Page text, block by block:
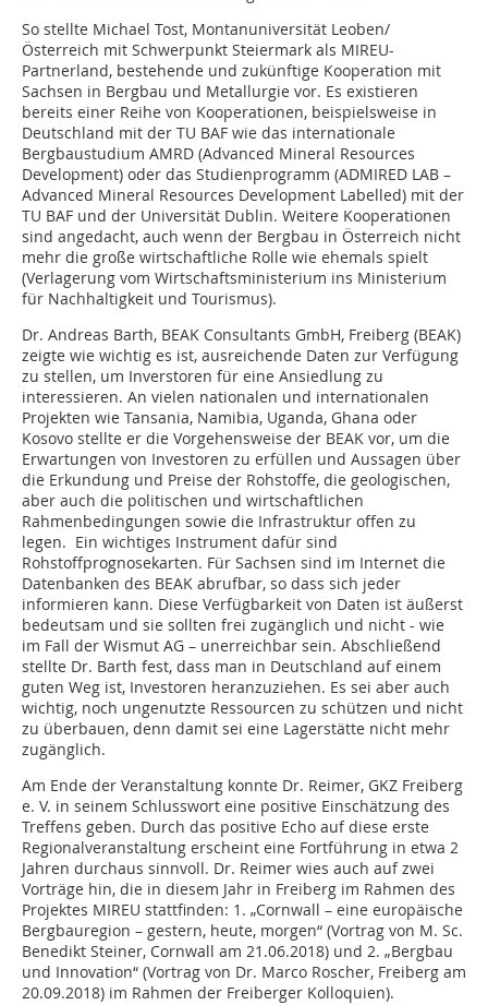
So stellte Michael Tost, Montanuniversität Leoben/
Österreich mit Schwerpunkt Steiermark als MIREU-
Partnerland, bestehende und zukünftige Kooperation mit
Sachsen in Bergbau und Metallurgie vor. Es existieren
bereits einer Reihe von Kooperationen, beispielsweise in
Deutschland mit der TU BAF wie das internationale
Bergbaustudium AMRD (Advanced Mineral Resources
Development) oder das Studienprogramm (ADMIRED LAB –
Advanced Mineral Resources Development Labelled) mit der
TU BAF und der Universität Dublin. Weitere Kooperationen
sind angedacht, auch wenn der Bergbau in Österreich nicht
mehr die große wirtschaftliche Rolle wie ehemals spielt
(Verlagerung vom Wirtschaftsministerium ins Ministerium
für Nachhaltigkeit und Tourismus).
Dr. Andreas Barth, BEAK Consultants GmbH, Freiberg (BEAK)
zeigte wie wichtig es ist, ausreichende Daten zur Verfügung
zu stellen, um Inverstoren für eine Ansiedlung zu
interessieren. An vielen nationalen und internationalen
Projekten wie Tansania, Namibia, Uganda, Ghana oder
Kosovo stellte er die Vorgehensweise der BEAK vor, um die
Erwartungen von Investoren zu erfüllen und Aussagen über
die Erkundung und Preise der Rohstoffe, die geologischen,
aber auch die politischen und wirtschaftlichen
Rahmenbedingungen sowie die Infrastruktur offen zu
legen. Ein wichtiges Instrument dafür sind
Rohstoffprognosekarten. Für Sachsen sind im Internet die
Datenbanken des BEAK abrufbar, so dass sich jeder
informieren kann. Diese Verfügbarkeit von Daten ist äußerst
bedeutsam und sie sollten frei zugänglich und nicht - wie
im Fall der Wismut AG – unerreichbar sein. Abschließend
stellte Dr. Barth fest, dass man in Deutschland auf einem
guten Weg ist, Investoren heranzuziehen. Es sei aber auch
wichtig, noch ungenutzte Ressourcen zu schützen und nicht
zu überbauen, denn damit sei eine Lagerstätte nicht mehr
zugänglich.
Am Ende der Veranstaltung konnte Dr. Reimer, GKZ Freiberg
e. V. in seinem Schlusswort eine positive Einschätzung des
Treffens geben. Durch das positive Echo auf diese erste
Regionalveranstaltung erscheint eine Fortführung in etwa 2
Jahren durchaus sinnvoll. Dr. Reimer wies auch auf zwei
Vorträge hin, die in diesem Jahr in Freiberg im Rahmen des
Projektes MIREU stattfinden: 1. „Cornwall – eine europäische
Bergbauregion – gestern, heute, morgen“ (Vortrag von M. Sc.
Benedikt Steiner, Cornwall am 21.06.2018) und 2. „Bergbau
und Innovation“ (Vortrag von Dr. Marco Roscher, Freiberg am
20.09.2018) im Rahmen der Freiberger Kolloquien).